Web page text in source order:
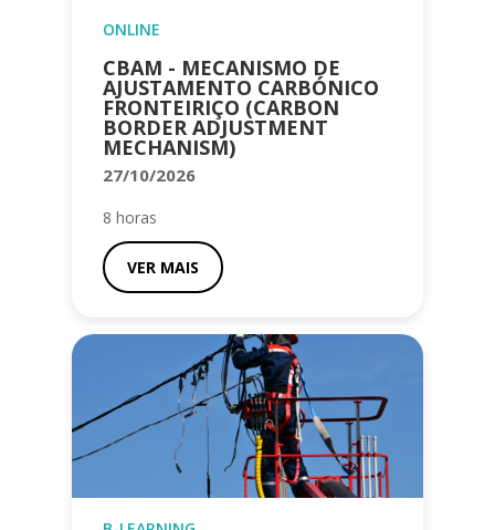
ONLINE
CBAM - MECANISMO DE
AJUSTAMENTO CARBÓNICO
FRONTEIRIÇO (CARBON
BORDER ADJUSTMENT
MECHANISM)
27/10/2026
8 horas
VER MAIS